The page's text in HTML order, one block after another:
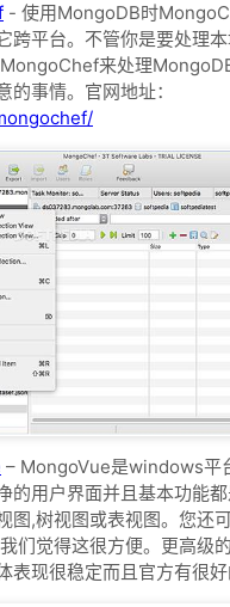
- 使用MongoDB时
跨平台。不管你是要处理
来处理
的事情。官网地址：
– MongoVue是windows平
的用户界面并且基本功能
图,树视图或表视图。您还
们觉得这很方便。更高级
表现很稳定而且官方有很好